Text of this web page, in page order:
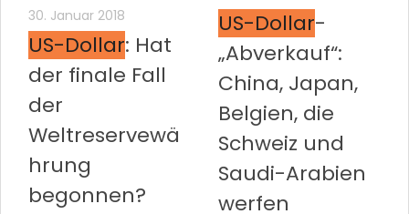
30. Januar 2018
US-Dollar: Hat
der finale Fall
der
Weltreservewä
hrung
begonnen?
US-Dollar-
„Abverkauf“:
China, Japan,
Belgien, die
Schweiz und
Saudi-Arabien
werfen